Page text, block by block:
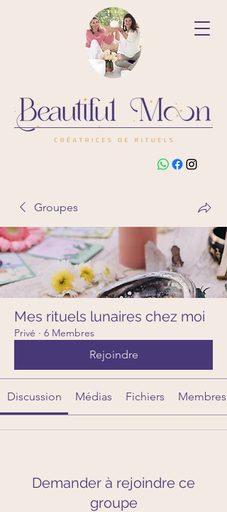
Groupes
Mes rituels lunaires chez moi
Privé · 6 Membres
Rejoindre
Discussion Médias Fichiers Membres
Demander à rejoindre ce
groupe